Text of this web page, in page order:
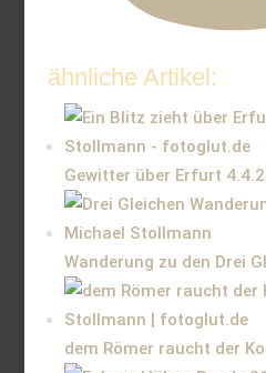
ähnliche Artikel:
Gewitter über Erfurt
Wanderung zu den Drei
dem Römer raucht der